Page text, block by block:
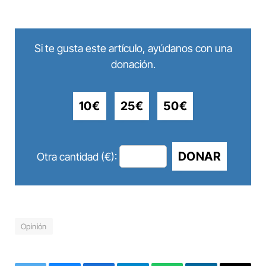
Si te gusta este artículo, ayúdanos con una
donación.
10€ 25€ 50€
Otra cantidad (€): DONAR
Opinión